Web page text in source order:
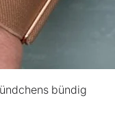
bündig